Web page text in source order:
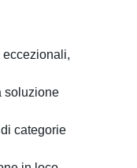
eccezionali,
soluzione
categorie